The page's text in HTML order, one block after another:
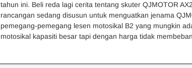
tahun ini. Beli reda lagi cerita tentang skuter QJMOTOR
rancangan sedang disusun untuk menguatkan jenama
pemegang-pemegang lesen motosikal B2 yang mungkin
motosikal kapasiti besar tapi dengan harga tidak